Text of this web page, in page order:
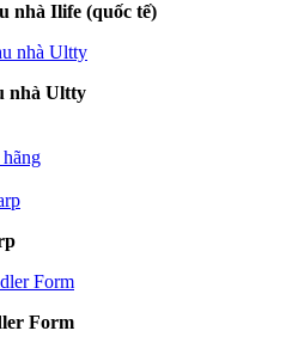
nhà Ilife (quốc tế)
nhà Ultty
Form